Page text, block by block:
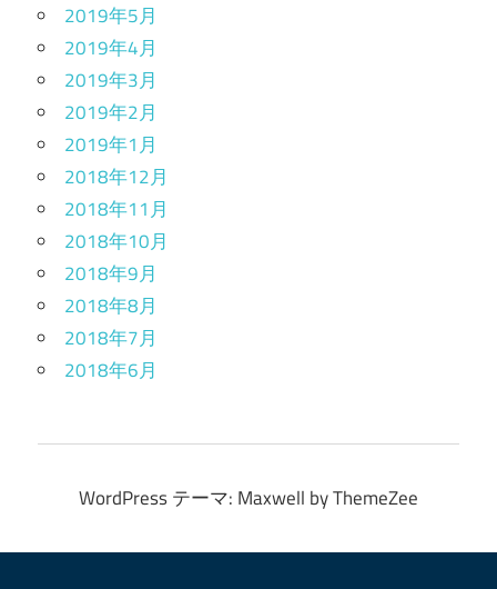
2019年5月
2019年4月
2019年3月
2019年2月
2019年1月
2018年12月
2018年11月
2018年10月
2018年9月
2018年8月
2018年7月
2018年6月
WordPress テーマ: Maxwell by ThemeZee